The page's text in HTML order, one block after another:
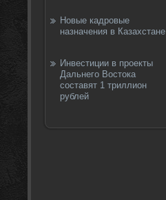
Новые кадровые
назначения в Казахстане
Инвестиции в проекты
Дальнего Востока
составят 1 триллион
рублей